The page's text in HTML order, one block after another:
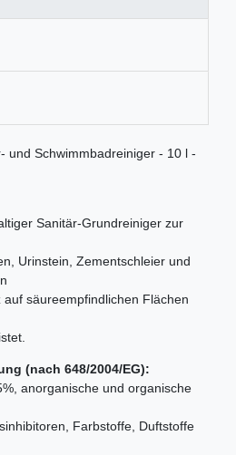
und Schwimmbadreiniger - 10 l -
Sanitär-Grundreiniger zur
Urinstein, Zementschleier und
säureempfindlichen Flächen
(nach 648/2004/EG):
anorganische und organische
Farbstoffe, Duftstoffe